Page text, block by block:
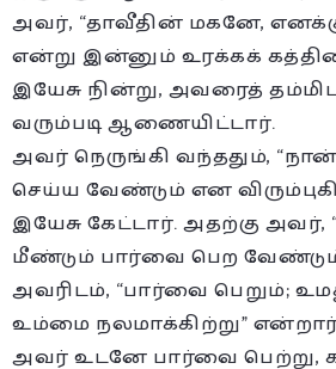
அவர், “தாவீதின் மகனே,
என்று இன்னும் உரக்கக்
இயேசு நின்று, அவரைத்
வரும்படி ஆணையிட்டார்.
அவர் நெருங்கி வந்ததும்,
செய்ய வேண்டும் என
இயேசு கேட்டார். அதற்கு
மீண்டும் பார்வை பெற
அவரிடம், “பார்வை பெறும்;
உம்மை நலமாக்கிற்று”
அவர் உடனே பார்வை பெற்று,